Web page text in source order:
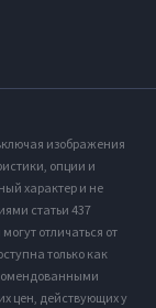
изображения
опции и
характер и не
статьи 437
отличаться от
только как
цен, действующих у